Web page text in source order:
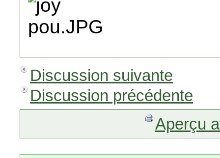
Discussion suivante
Discussion précédente
Aperçu